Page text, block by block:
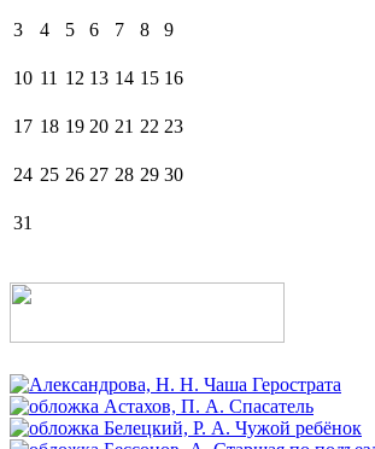
3 4 5 6 7 8 9
10 11 12 13 14 15 16
17 18 19 20 21 22 23
24 25 26 27 28 29 30
31